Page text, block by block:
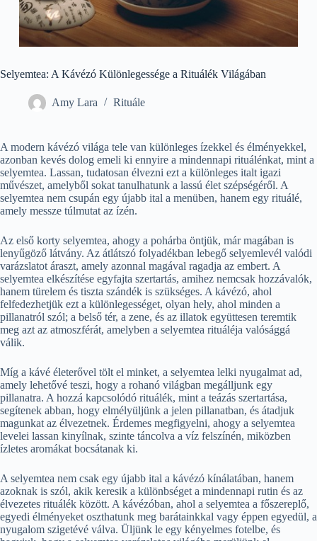
Selyemtea: A Kávézó Különlegessége a Rituálék Világában
Amy Lara Rituále
A modern kávézó világa tele van különleges ízekkel és élményekkel,
azonban kevés dolog emeli ki ennyire a mindennapi rituálénkat, mint a
selyemtea. Lassan, tudatosan élvezni ezt a különleges italt igazi
művészet, amelyből sokat tanulhatunk a lassú élet szépségéről. A
selyemtea nem csupán egy újabb ital a menüben, hanem egy rituálé,
amely messze túlmutat az ízén.
Az első korty selyemtea, ahogy a pohárba öntjük, már magában is
lenyűgöző látvány. Az átlátszó folyadékban lebegő selyemlevél valódi
varázslatot áraszt, amely azonnal magával ragadja az embert. A
selyemtea elkészítése egyfajta szertartás, amihez nemcsak hozzávalók,
hanem türelem és tiszta szándék is szükséges. A kávézó, ahol
felfedezhetjük ezt a különlegességet, olyan hely, ahol minden a
pillanatról szól; a belső tér, a zene, és az illatok együttesen teremtik
meg azt az atmoszférát, amelyben a selyemtea rituáléja valósággá
válik.
Míg a kávé életerővel tölt el minket, a selyemtea lelki nyugalmat ad,
amely lehetővé teszi, hogy a rohanó világban megálljunk egy
pillanatra. A hozzá kapcsolódó rituálék, mint a teázás szertartása,
segítenek abban, hogy elmélyüljünk a jelen pillanatban, és átadjuk
magunkat az élvezetnek. Érdemes megfigyelni, ahogy a selyemtea
levelei lassan kinyílnak, szinte táncolva a víz felszínén, miközben
ízletes aromákat bocsátanak ki.
A selyemtea nem csak egy újabb ital a kávézó kínálatában, hanem
azoknak is szól, akik keresik a különbséget a mindennapi rutin és az
élvezetes rituálék között. A kávézóban, ahol a selyemtea a főszereplő,
egyedi élményeket oszthatunk meg barátainkkal vagy éppen egyedül, a
nyugalom szigetévé válva. Üljünk le egy kényelmes fotelbe, és